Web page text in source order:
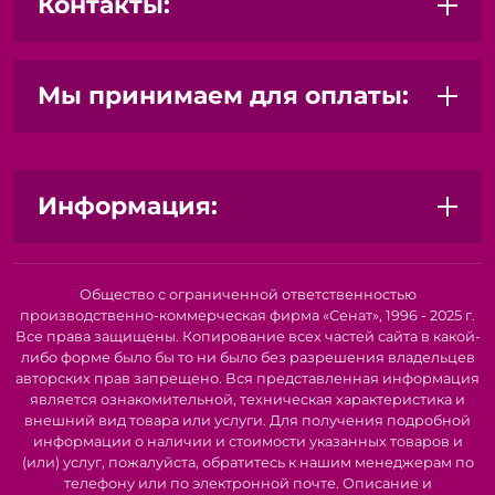
только лучшие материалы для изготовления наших
идеально подходящим для акварели и гуаши.
Прочность и долговечность:
Наши кисти созданы,
чтобы служить вам долго. Правильный уход
Идеальный подарок:Наборы кистей для художников
- это прекрасный подарок для любого, кто увлекается
рисованием.
Выберите набор, который подходит именно вам:
Набор для начинающих:
Идеальный стартовый набор
с основными формами и размерами кистей для
знакомства с различными техниками.
Набор для акварели:Кисти с мягким синтетическим
ворсом, отлично удерживающие воду и
Мы принимаем для оплаты:
Информация:
Общество с ограниченной ответственностью
производственно-коммерческая фирма «Сенат», 1996 - 2025 г.
Все права защищены. Копирование всех частей сайта в какой-
либо форме было бы то ни было без разрешения владельцев
авторских прав запрещено. Вся представленная информация
является ознакомительной, техническая характеристика и
внешний вид товара или услуги. Для получения подробной
информации о наличии и стоимости указанных товаров и
(или) услуг, пожалуйста, обратитесь к нашим менеджерам по
телефону или по электронной почте. Описание и